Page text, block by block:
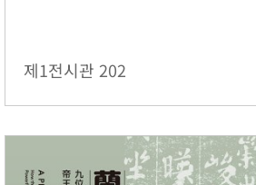
제1전시관 202